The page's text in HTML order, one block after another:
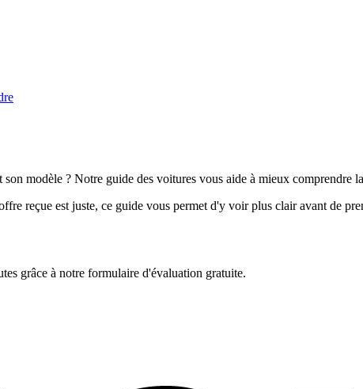
modèle ? Notre guide des voitures vous aide à mieux comprendre
reçue est juste, ce guide vous permet d'y voir plus clair avant de
grâce à notre formulaire d'évaluation gratuite.